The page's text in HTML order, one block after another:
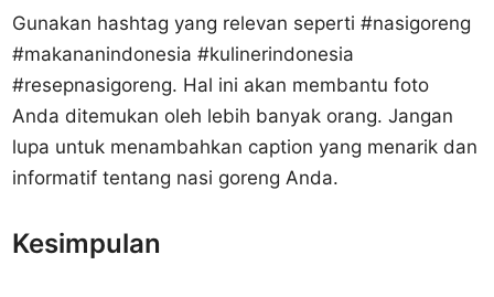
Gunakan hashtag yang relevan seperti #nasigoreng
#makananindonesia #kulinerindonesia
#resepnasigoreng. Hal ini akan membantu foto
Anda ditemukan oleh lebih banyak orang. Jangan
lupa untuk menambahkan caption yang menarik dan
informatif tentang nasi goreng Anda.
Kesimpulan